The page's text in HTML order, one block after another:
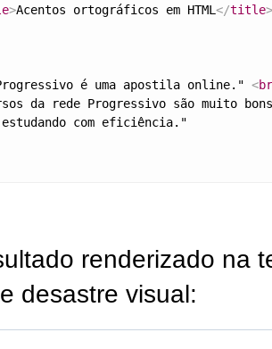
>Acentos ortográficos em HTML</title>
é uma apostila online."
<br
da rede Progressivo são muito
com eficiência."
renderizado na
desastre visual: